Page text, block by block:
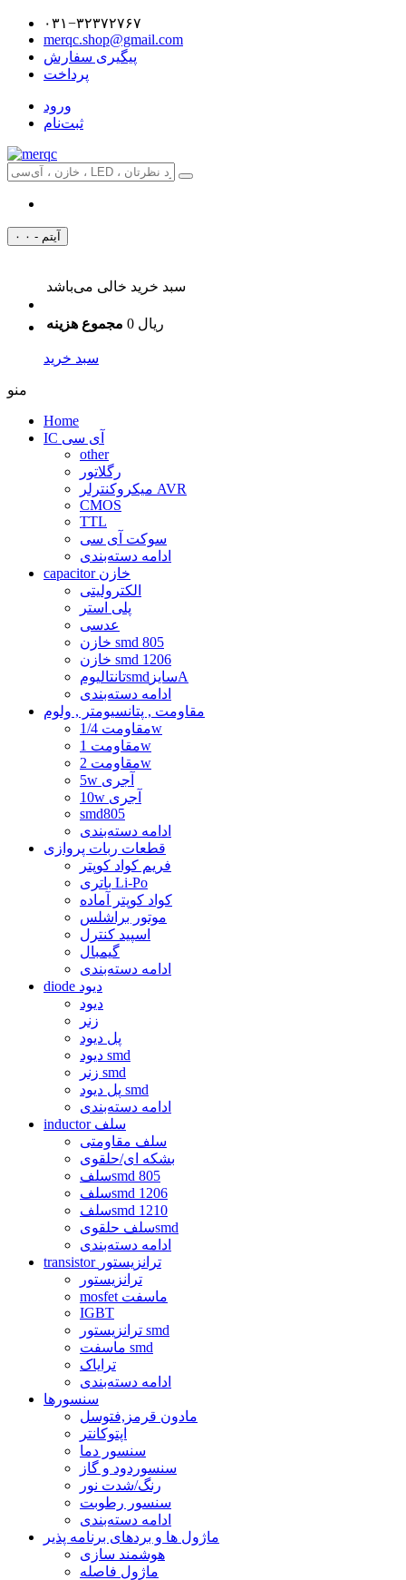
۰۳۱−۳۲۳۷۲۷۶۷
merqc.shop@gmail.com
پیگیری سفارش
پرداخت
ورود
ثبت‌نام
۰ آیتم - ۰
سبد خرید خالی می‌باشد
مجموع هزینه 0 ریال
سبد خرید
منو
Home
IC آی سی
other
رگلاتور
میکروکنترلر AVR
CMOS
TTL
سوکت آی سی
ادامه دسته‌بندی
capacitor خازن
الکترولیتی
پلی استر
عدسی
خازن smd 805
خازن smd 1206
تانتالیومsmdسایزA
ادامه دسته‌بندی
مقاومت , پتانسیومتر , ولوم
مقاومت 1/4w
مقاومت 1w
مقاومت 2w
5w آجری
10w آجری
smd805
ادامه دسته‌بندی
قطعات ربات پروازی
فریم کواد کوپتر
باتری Li-Po
کواد کوپتر آماده
موتور براشلس
اسپید کنترل
گیمبال
ادامه دسته‌بندی
diode دیود
دیود
زنر
پل دیود
دیود smd
زنر smd
پل دیود smd
ادامه دسته‌بندی
inductor سلف
سلف مقاومتی
بشکه ای/حلقوی
سلفsmd 805
سلفsmd 1206
سلفsmd 1210
سلف حلقویsmd
ادامه دسته‌بندی
transistor ترانزیستور
ترانزیستور
mosfet ماسفت
IGBT
ترانزیستور smd
ماسفت smd
ترایاک
ادامه دسته‌بندی
سنسورها
مادون قرمز,فتوسل
اپتوکانتر
سنسور دما
سنسوردود و گاز
رنگ/شدت نور
سنسور رطوبت
ادامه دسته‌بندی
ماژول ها و بردهای برنامه پذیر
هوشمند سازی
ماژول فاصله